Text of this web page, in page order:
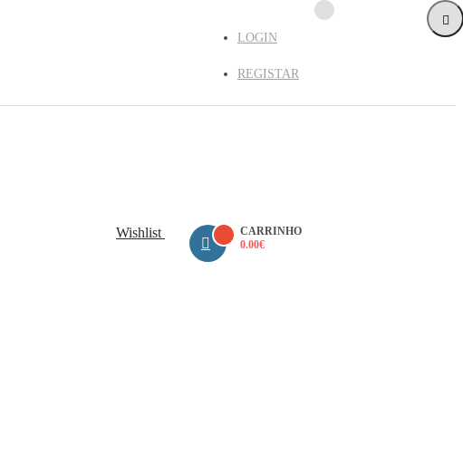
LOGIN
REGISTAR
Wishlist
CARRINHO
0.00€